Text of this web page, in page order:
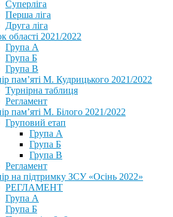
Суперліга
Перша ліга
Друга ліга
області 2021/2022
Група А
Група Б
Група В
пам’яті М. Кудрицького 2021/2022
Турнірна таблиця
Регламент
пам’яті М. Білого 2021/2022
Груповий етап
Група А
Група Б
Група В
Регламент
на підтримку ЗСУ «Осінь 2022»
РЕГЛАМЕНТ
Група А
Група Б